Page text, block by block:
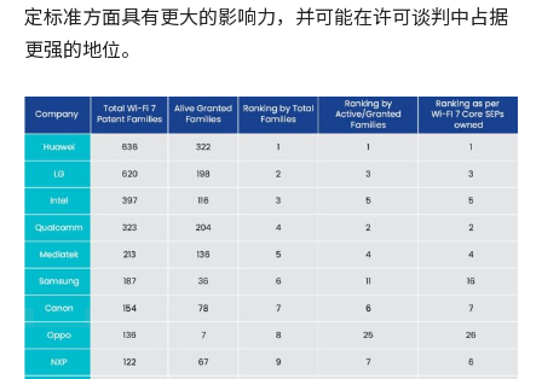
定标准方面具有更大的影响力，并可能在许可谈判中占据
更强的地位。